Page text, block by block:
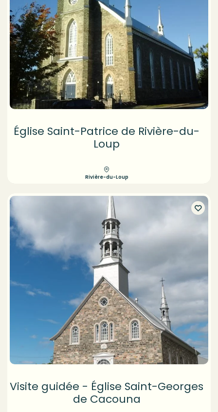
Église Saint-Patrice de Rivière-du-
Loup
Rivière-du-Loup
Visite guidée - Église Saint-Georges
de Cacouna